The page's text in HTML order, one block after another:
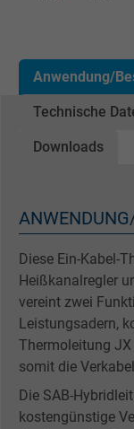
Anwendung/
Technische
Downloads
Diese Ein-Kabel-
Heißkanalregler
vereint zwei
Leistungsadern,
Thermoleitung JX
somit die
Die SAB-
kostengünstige